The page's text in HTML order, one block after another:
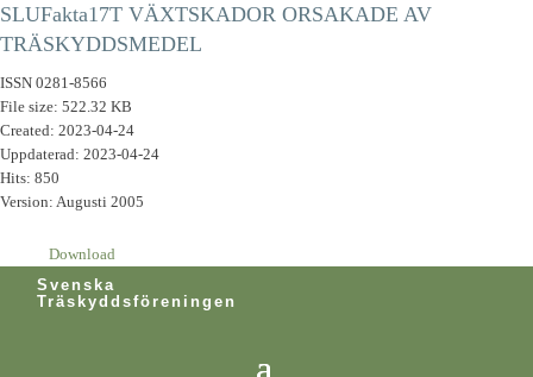
SLUFakta17T VÄXTSKADOR ORSAKADE AV
TRÄSKYDDSMEDEL
ISSN 0281-8566
File size: 522.32 KB
Created: 2023-04-24
Uppdaterad: 2023-04-24
Hits: 850
Version: Augusti 2005
Download
Svenska
Träskyddsföreningen